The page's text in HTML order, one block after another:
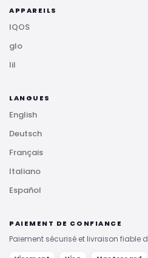
APPAREILS
IQOS
glo
lil
LANGUES
English
Deutsch
Français
Italiano
Español
PAIEMENT DE CONFIANCE
Paiement sécurisé et livraison fiable